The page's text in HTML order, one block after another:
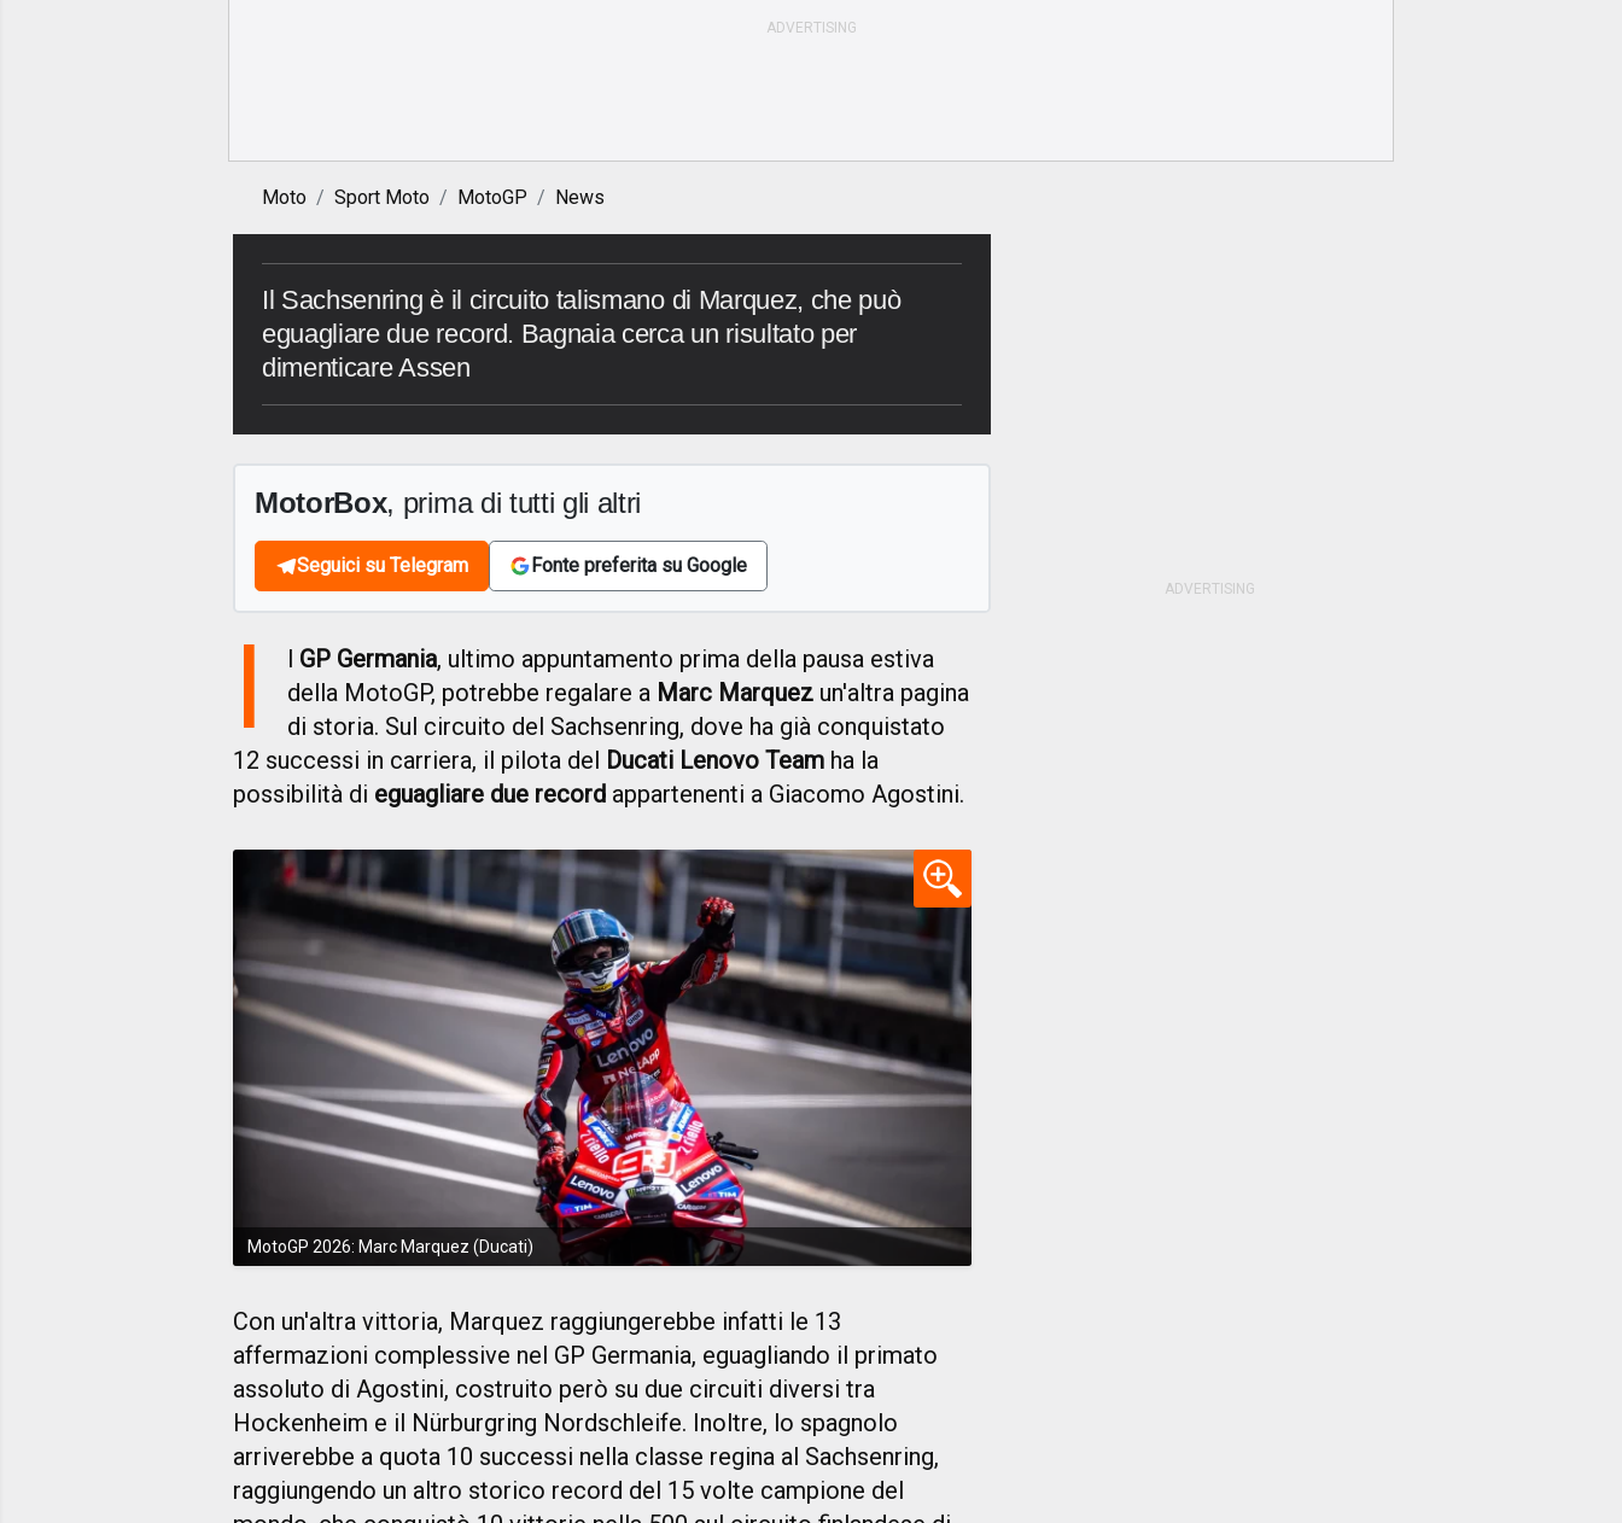
Moto Sport Moto MotoGP News
Il Sachsenring è il circuito talismano di Marquez, che può
eguagliare due record. Bagnaia cerca un risultato per
dimenticare Assen
MotorBox, prima di tutti gli altri
Seguici su Telegram Fonte preferita su Google
I l GP Germania, ultimo appuntamento prima della pausa estiva
della MotoGP, potrebbe regalare a Marc Marquez un'altra pagina
di storia. Sul circuito del Sachsenring, dove ha già conquistato
12 successi in carriera, il pilota del Ducati Lenovo Team ha la
possibilità di eguagliare due record appartenenti a Giacomo Agostini.
MotoGP 2026: Marc Marquez (Ducati)
Con un'altra vittoria, Marquez raggiungerebbe infatti le 13
affermazioni complessive nel GP Germania, eguagliando il primato
assoluto di Agostini, costruito però su due circuiti diversi tra
Hockenheim e il Nürburgring Nordschleife. Inoltre, lo spagnolo
arriverebbe a quota 10 successi nella classe regina al Sachsenring,
raggiungendo un altro storico record del 15 volte campione del